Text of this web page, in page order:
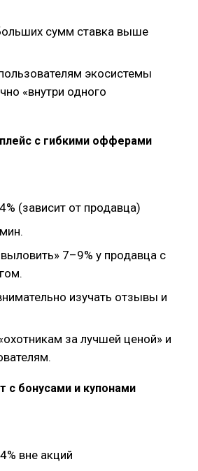
сумм ставка выше
экосистемы
«внутри одного
с гибкими офферами
(зависит от продавца)
7–9% у продавца с
изучать отзывы и
за лучшей ценой» и
с бонусами и купонами
вне акций